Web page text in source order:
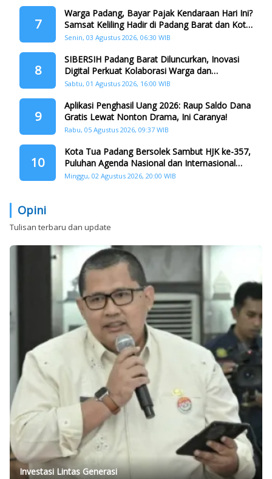
7
Warga Padang, Bayar Pajak Kendaraan Hari Ini?
Samsat Keliling Hadir di Padang Barat dan Koto
Tangah
Senin, 03 Agustus 2026, 06:30 WIB
8
SIBERSIH Padang Barat Diluncurkan, Inovasi
Digital Perkuat Kolaborasi Warga dan
Pemerintah Atasi Persampahan
Sabtu, 01 Agustus 2026, 16:00 WIB
9
Aplikasi Penghasil Uang 2026: Raup Saldo Dana
Gratis Lewat Nonton Drama, Ini Caranya!
Rabu, 05 Agustus 2026, 09:37 WIB
10
Kota Tua Padang Bersolek Sambut HJK ke-357,
Puluhan Agenda Nasional dan Internasional
Siap Digelar
Minggu, 02 Agustus 2026, 20:00 WIB
Opini
Tulisan terbaru dan update
Investasi Lintas Generasi